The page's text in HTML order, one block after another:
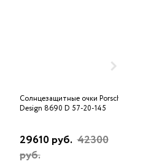
Солнцезащитные очки Porsche
Design 8690 D 57-20-145
29610 руб. 42300
руб.